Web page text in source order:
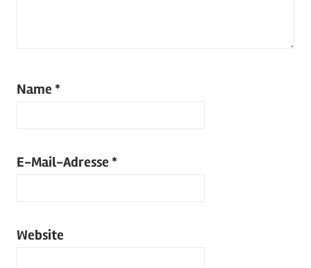
Name *
E-Mail-Adresse *
Website